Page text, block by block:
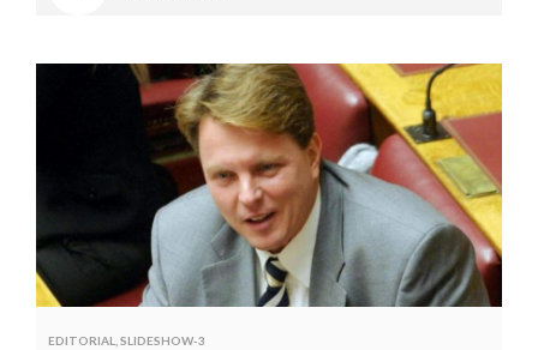
EDITORIAL SLIDESHOW-3